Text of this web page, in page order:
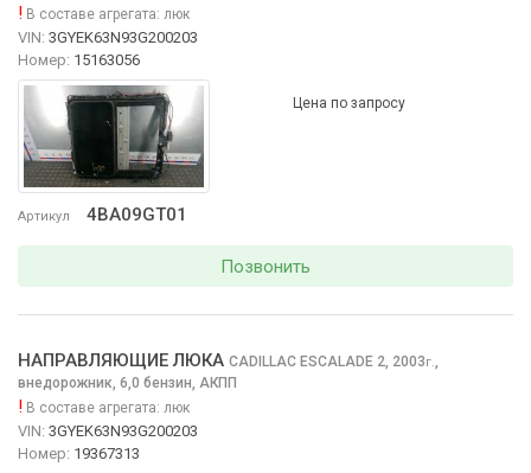
Артикул 4BA09GT01
! В составе агрегата: люк
VIN: 3GYEK63N93G200203
Номер: 15163056
Цена по запросу
Позвонить
НАПРАВЛЯЮЩИЕ ЛЮКА CADILLAC ESCALADE 2, 2003г.
внедорожник, 6,0 бензин, АКПП
! В составе агрегата: люк
VIN: 3GYEK63N93G200203
Номер: 19367313